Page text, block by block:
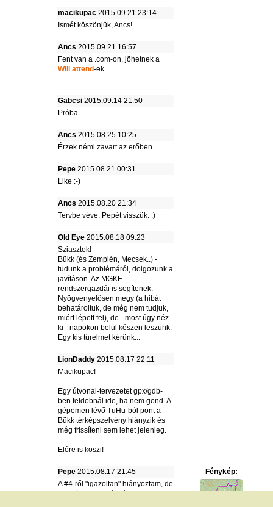
macikupac 2015.09.21 23:14
Ismét köszönjük, Ancs!
Ancs 2015.09.21 16:57
Fent van a .com-on, jöhetnek a
Will attend-ek
Gabcsi 2015.09.14 21:50
Próba.
Ancs 2015.08.25 10:25
Érzek némi zavart az erőben.....
Pepe 2015.08.21 00:31
Like :-)
Ancs 2015.08.20 21:34
Tervbe véve, Pepét visszük. :)
Old Eye 2015.08.18 09:23
Sziasztok!
Bükk (és Zemplén, Mecsek..) -
tudunk a problémáról, dolgozunk a
javításon. Az MGKE
rendszergazdái is segítenek.
Nyögvenyelősen megy (a hibát
behatároltuk, de még nem tudjuk,
miért lépett fel), de - most úgy néz
ki - napokon belül készen leszünk.
Egy kis türelmet kérünk...
LionDaddy 2015.08.17 22:11
Macikupac!
Egy útvonal-tervezetet gpx/gdb-
ben feldobnál ide, ha nem gond. A
gépemen lévő TuHu-ból pont a
Bükk térképszelvény hiányzik és
még frissíteni sem lehet jelenleg.
Előre is köszi!
Pepe 2015.08.17 21:45
Fénykép:
A #4-ről "igazoltan" hiányoztam, de
a #5-ön szeretnék részt venni.